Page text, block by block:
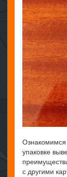
упаковке
с другими